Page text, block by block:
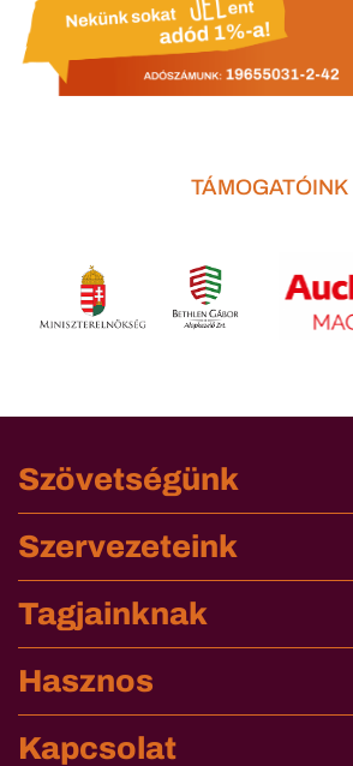
TÁMOGATÓINK
Szövetségünk
Szervezeteink
Tagjainknak
Hasznos
Kapcsolat